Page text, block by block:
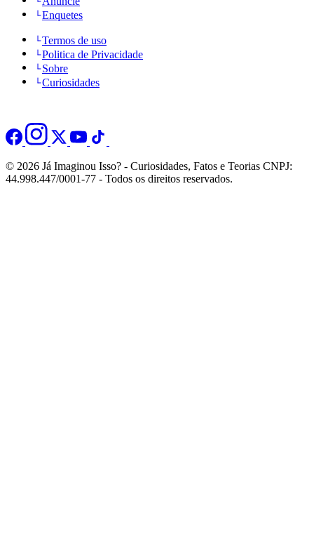
Enquetes
Termos de uso
Politica de Privacidade
Sobre
Curiosidades
© 2026 Já Imaginou Isso? - Curiosidades, Fatos e Teorias CNPJ:
44.998.447/0001-77 - Todos os direitos reservados.